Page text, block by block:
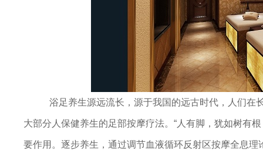
浴足养生源远流长，源于我国的远古时代，人们在长
大部分人保健养生的足部按摩疗法。“人有脚，犹如树有
要作用。逐步养生，通过调节血液循环反射区按摩全息